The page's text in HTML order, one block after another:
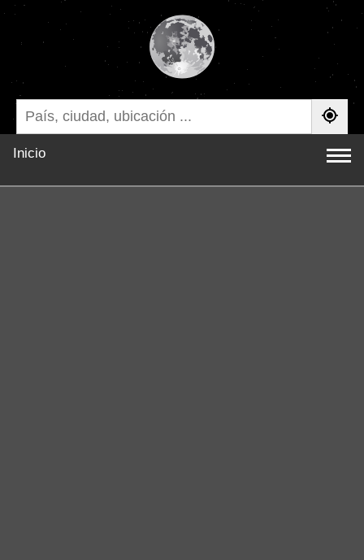
Inicio